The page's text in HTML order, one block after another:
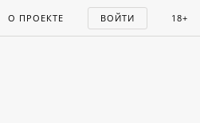
О ПРОЕКТЕ ВОЙТИ 18+